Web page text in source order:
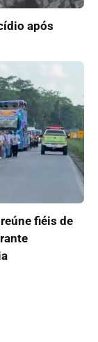
após
fiéis de